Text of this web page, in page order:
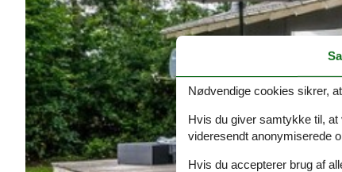
Nødvendige cookies sikrer,
Hvis du giver samtykke til,
videresendt anonymiserede
Hvis du accepterer brug af